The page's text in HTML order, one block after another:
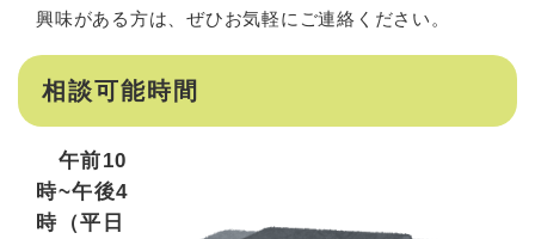
興味がある方は、ぜひお気軽にご連絡ください。
相談可能時間
午前10
時~午後4
時（平日